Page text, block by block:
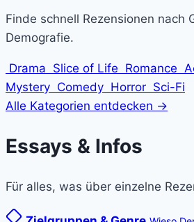
Finde schnell Rezensionen nach
Demografie.
Drama Slice of Life Romance
Mystery Comedy Horror Sci-Fi
Alle Kategorien entdecken →
Essays & Infos
Für alles, was über einzelne